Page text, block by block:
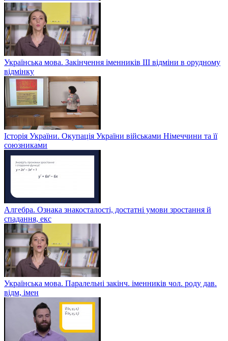
Українська мова. Закінчення іменників ІІІ відміни в орудному
відмінку
Історія України. Окупація України військами Німеччини та її
союзниками
Алгебра. Ознака знакосталості, достатні умови зростання й
спадання, екс
Українська мова. Паралельні закінч. іменників чол. роду дав.
відм, імен